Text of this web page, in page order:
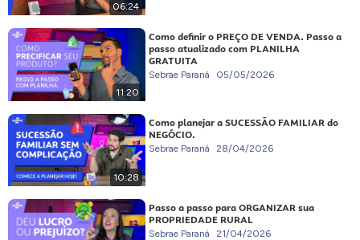
06:24
11:20
Como definir o PREÇO DE VENDA. Passo a
passo atualizado com PLANILHA
GRATUITA
Sebrae Paraná 05/05/2026
10:28
Como planejar a SUCESSÃO FAMILIAR do
NEGÓCIO.
Sebrae Paraná 28/04/2026
Passo a passo para ORGANIZAR sua
PROPRIEDADE RURAL
Sebrae Paraná 21/04/2026